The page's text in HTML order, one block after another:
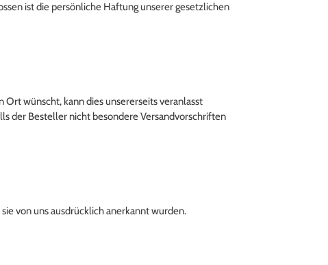
ist die persönliche Haftung unserer gesetzlichen
wünscht, kann dies unsererseits veranlasst
der Besteller nicht besondere Versandvorschriften
von uns ausdrücklich anerkannt wurden.